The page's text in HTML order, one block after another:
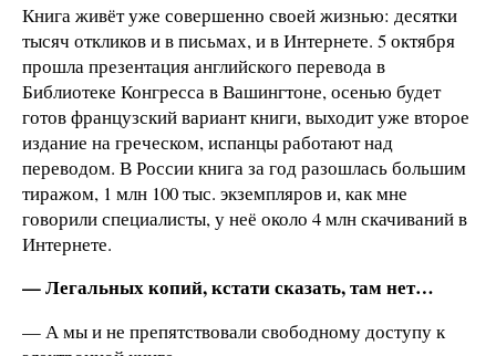
Книга живёт уже совершенно своей жизнью: десятки
тысяч откликов и в письмах, и в Интернете. 5 октября
прошла презентация английского перевода в
Библиотеке Конгресса в Вашингтоне, осенью будет
готов французский вариант книги, выходит уже второе
издание на греческом, испанцы работают над
переводом. В России книга за год разошлась большим
тиражом, 1 млн 100 тыс. экземпляров и, как мне
говорили специалисты, у неё около 4 млн скачиваний в
Интернете.
— Легальных копий, кстати сказать, там нет…
— А мы и не препятствовали свободному доступу к